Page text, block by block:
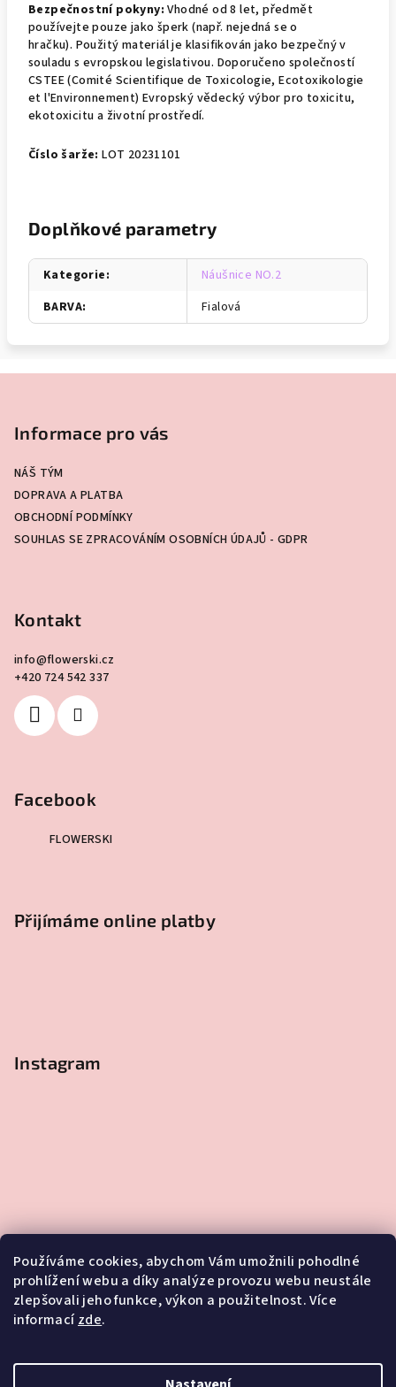
Používáme cookies, abychom Vám umožnili pohodlné
prohlížení webu a díky analýze provozu webu neustále
zlepšovali jeho funkce, výkon a použitelnost. Více
informacízde.
Bezpečnostní pokyny: Vhodné od 8 let, předmět
používejte pouze jako šperk (např. nejedná se o
hračku). Použitý materiál je klasifikován jako bezpečný v
souladu s evropskou legislativou. Doporučeno společností
CSTEE (Comité Scientifique de Toxicologie, Ecotoxikologie
et l'Environnement)Evropský vědecký výbor pro toxicitu,
ekotoxicitu a životní prostředí.
Číslo šarže: LOT 20231101
Doplňkové parametry
Kategorie:
Náušnice NO.2
BARVA: Fialová
Informace pro vás
NÁŠ TÝM
DOPRAVA A PLATBA
OBCHODNÍ PODMÍNKY
SOUHLAS SE ZPRACOVÁNÍM OSOBNÍCH ÚDAJŮ - GDPR
Kontakt
info@flowerski.cz
+420 724 542 337
Facebook
FLOWERSKI
Přijímáme online platby
Instagram
Sledovat na Instagramu